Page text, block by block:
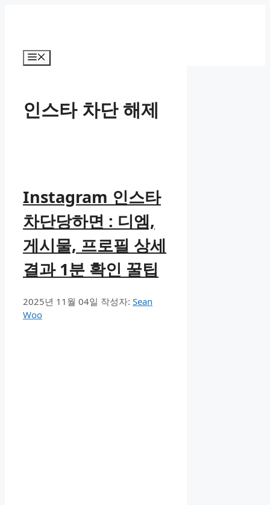
인스타 차단 해제
Instagram 인스타
차단당하면 : 디엠,
게시물, 프로필 상세
결과 1분 확인 꿀팁
2025년 11월 04일 작성자: Sean
Woo